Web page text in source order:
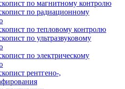
по магнитному контролю
по радиационному
по тепловому контролю
по ультразвуковому
по электрическому
рентгено-,